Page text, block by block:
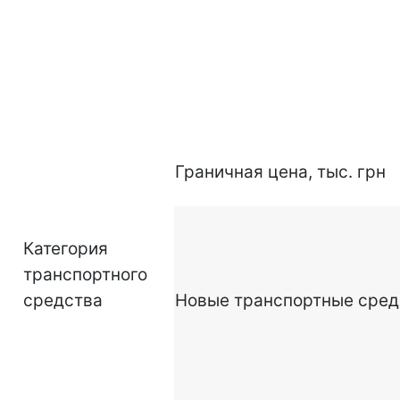
Категория
транспортного
средства
Граничная цена, тыс. грн
Новые транспортные